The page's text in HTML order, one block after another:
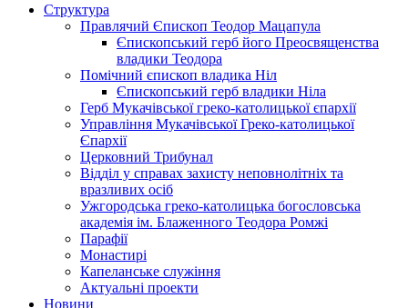
Структура
Правлячий Єпископ Теодор Мацапула
Єпископський герб його Преосвященства
владики Теодора
Помічний єпископ владика Ніл
Єпископський герб владики Ніла
Герб Мукачівської греко-католицької єпархії
Управління Мукачівської Греко-католицької
Єпархії
Церковний Трибунал
Відділ у справах захисту неповнолітніх та
вразливих осіб
Ужгородська греко-католицька богословська
академія ім. Блаженного Теодора Ромжі
Парафії
Монастирі
Капеланське служіння
Актуальні проекти
Новини